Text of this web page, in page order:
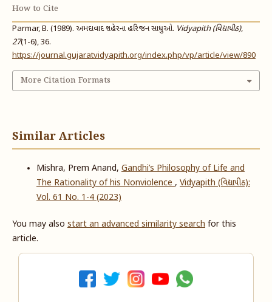
How to Cite
Parmar, B. (1989). અમદાવાદ શહેરના હરિજન સાધુઓ. Vidyapith (વિદ્યાપીઠ),
27(1-6), 36.
https://journal.gujaratvidyapith.org/index.php/vp/article/view/890
More Citation Formats
Similar Articles
Mishra, Prem Anand, Gandhi’s Philosophy of Life and
The Rationality of his Nonviolence, Vidyapith (વિદ્યાપીઠ):
Vol. 61 No. 1-4 (2023)
You may also start an advanced similarity searchfor this
article.